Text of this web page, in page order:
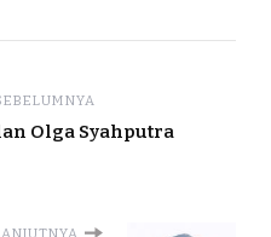
Olga Syahputra